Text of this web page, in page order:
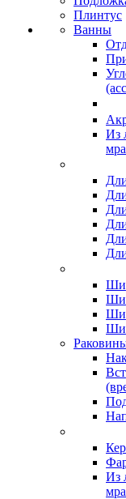
Плинтус
Ванны
Из
Из